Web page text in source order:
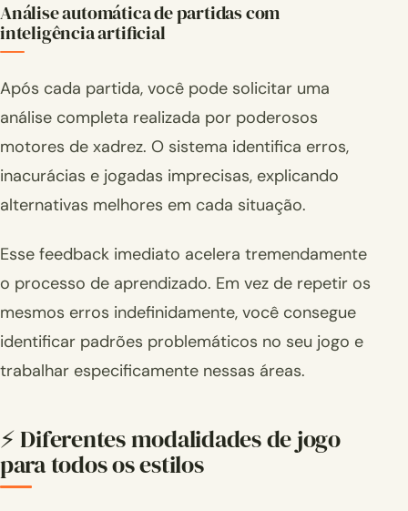
Análise automática de partidas com
inteligência artificial
Após cada partida, você pode solicitar uma
análise completa realizada por poderosos
motores de xadrez. O sistema identifica erros,
inacurácias e jogadas imprecisas, explicando
alternativas melhores em cada situação.
Esse feedback imediato acelera tremendamente
o processo de aprendizado. Em vez de repetir os
mesmos erros indefinidamente, você consegue
identificar padrões problemáticos no seu jogo e
trabalhar especificamente nessas áreas.
⚡ Diferentes modalidades de jogo
para todos os estilos